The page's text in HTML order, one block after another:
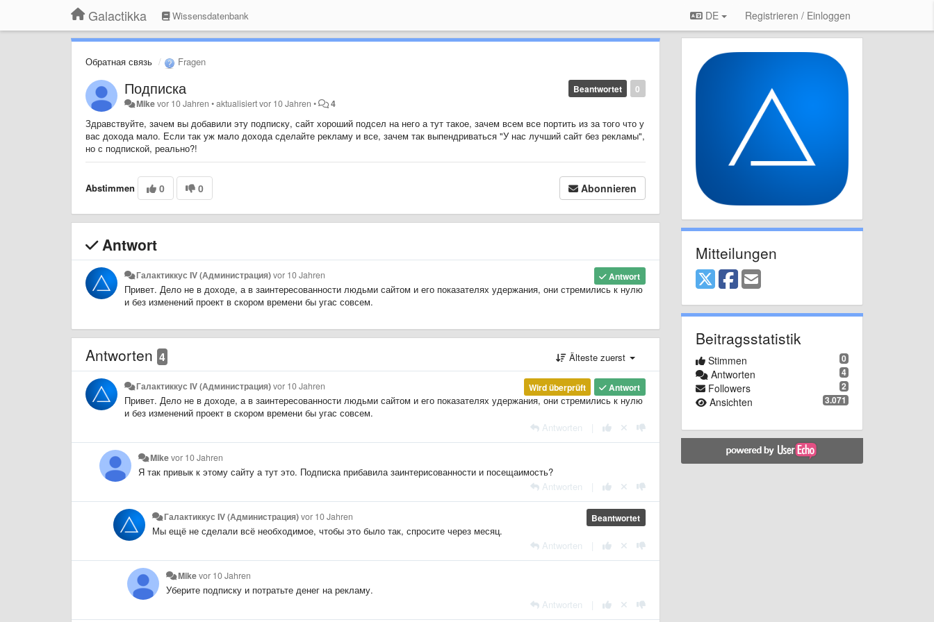
Galactikka Wissensdatenbank DE Registrieren / Einloggen
Обратная связь Fragen
0
Beantwortet
Подписка
Mikevor 10 Jahren •aktualisiertvor 10 Jahren • 4
Здравствуйте, зачем вы добавили эту подписку, сайт хороший подсел на него а тут такое, зачем всем все портить из за того что у
вас дохода мало. Если так уж мало дохода сделайте рекламу и все, зачем так выпендриваться "У нас лучший сайт без рекламы",
но с подпиской, реально?!
Abstimmen 0 0 Abonnieren
Antwort
Antwort
Галактиккус IV (Администрация)vor 10 Jahren
Привет. Дело не в доходе, а в заинтересованности людьми сайтом и его показателях удержания, они стремились к нулю
и без изменений проект в скором времени бы угас совсем.
Antworten 4 Älteste zuerst
Antwort
Wird überprüft
Галактиккус IV (Администрация)vor 10 Jahren
Привет. Дело не в доходе, а в заинтересованности людьми сайтом и его показателях удержания, они стремились к нулю
и без изменений проект в скором времени бы угас совсем.
Antworten
Mikevor 10 Jahren
Я так привык к этому сайту а тут это. Подписка прибавила заинтерисованности и посещаимость?
Antworten
Beantwortet
Галактиккус IV (Администрация)vor 10 Jahren
Мы ещё не сделали всё необходимое, чтобы это было так, спросите через месяц.
Antworten
Mikevor 10 Jahren
Уберите подписку и потратьте денег на рекламу.
Antworten
Mitteilungen
Beitragsstatistik
0
Stimmen
4
Antworten
2
Followers
3.071
Ansichten